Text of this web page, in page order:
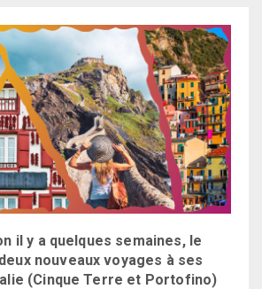
il y a quelques semaines, le
nouveaux voyages à ses
(Cinque Terre et Portofino)